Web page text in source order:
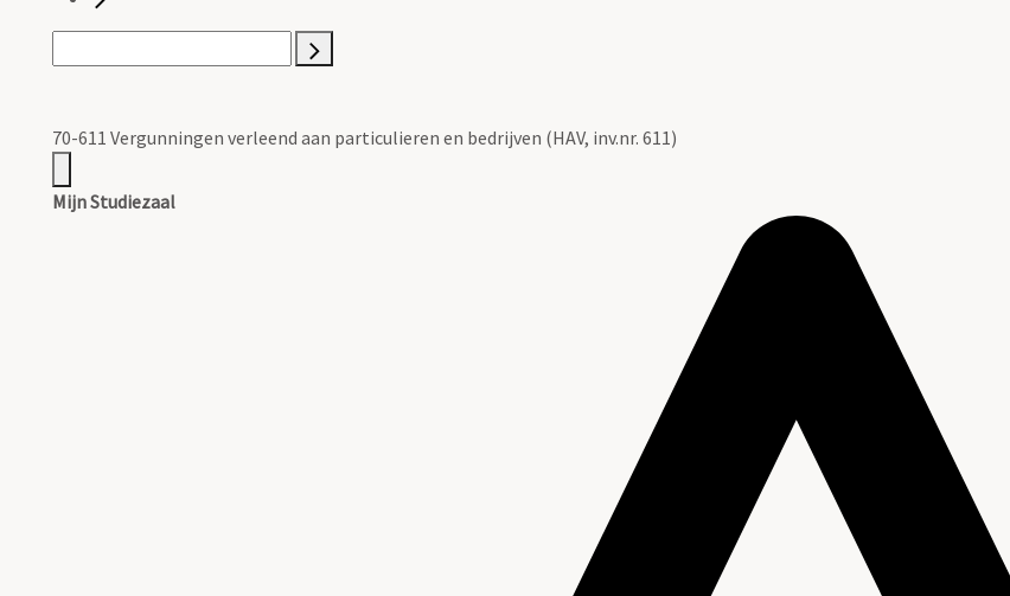
70-611 Vergunningen verleend aan particulieren en bedrijven (HAV, inv.nr. 611)
Mijn Studiezaal